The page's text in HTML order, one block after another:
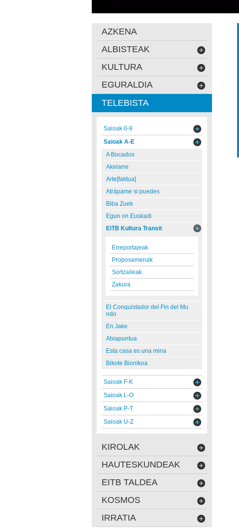
AZKENA
ALBISTEAK
KULTURA
EGURALDIA
TELEBISTA
Saioak 0-9
Saioak A-E
A Bocados
Akelarre
Arte[faktua]
Atrápame si puedes
Biba Zuek
Egun on Euskadi
EiTB Kultura Transit
Erreportajeak
Proposamenak
Sortzaileak
Zakura
El Conquistador del Fin del Mu
ndo
En Jake
Abiapuntua
Esta casa es una mina
Bikote Bionikoa
Saioak F-K
Saioak L-O
Saioak P-T
Saioak U-Z
KIROLAK
HAUTESKUNDEAK
EITB TALDEA
KOSMOS
IRRATIA